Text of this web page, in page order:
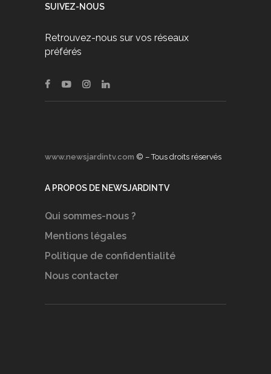
SUIVEZ-NOUS
Retrouvez-nous sur vos réseaux
préférés
www.newsjardintv.com © – Tous droits réservés
A PROPOS DE NEWSJARDINTV
Qui sommes-nous ?
Mentions légales
Politique de confidentialité
Nous contacter